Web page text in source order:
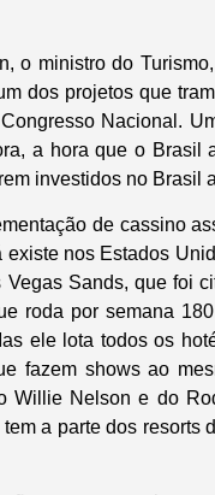
o ministro do
dos projetos que
Nacional.
a hora que o Brasil
investidos no Brasil
de cassino
nos Estados
Sands, que foi
roda por semana
ele lota todos os
fazem shows ao
Willie Nelson e do
a parte dos resorts